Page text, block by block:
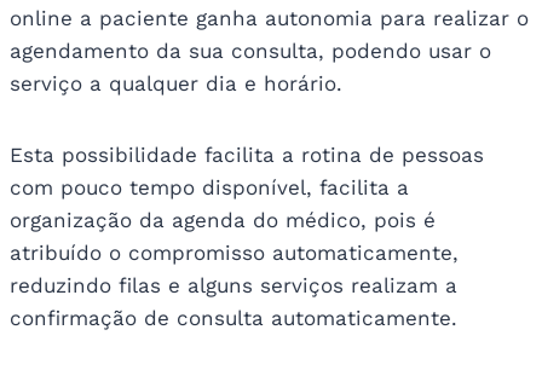
online a paciente ganha autonomia para realizar o
agendamento da sua consulta, podendo usar o
serviço a qualquer dia e horário.
Esta possibilidade facilita a rotina de pessoas
com pouco tempo disponível, facilita a
organização da agenda do médico, pois é
atribuído o compromisso automaticamente,
reduzindo filas e alguns serviços realizam a
confirmação de consulta automaticamente.